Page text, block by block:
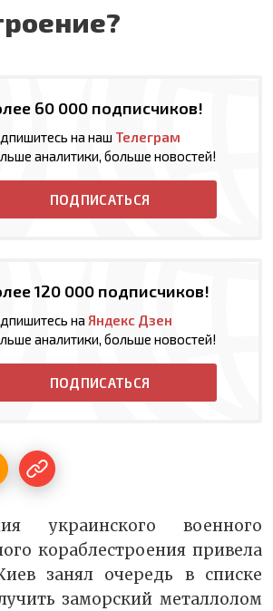
60 000 подписчиков!
на наш Телеграм
аналитики, больше новостей!
ПОДПИСАТЬСЯ
120 000 подписчиков!
на Яндекс Дзен
аналитики, больше новостей!
ПОДПИСАТЬСЯ
украинского военного
кораблестроения привела
занял очередь в списке
заморский металлолом